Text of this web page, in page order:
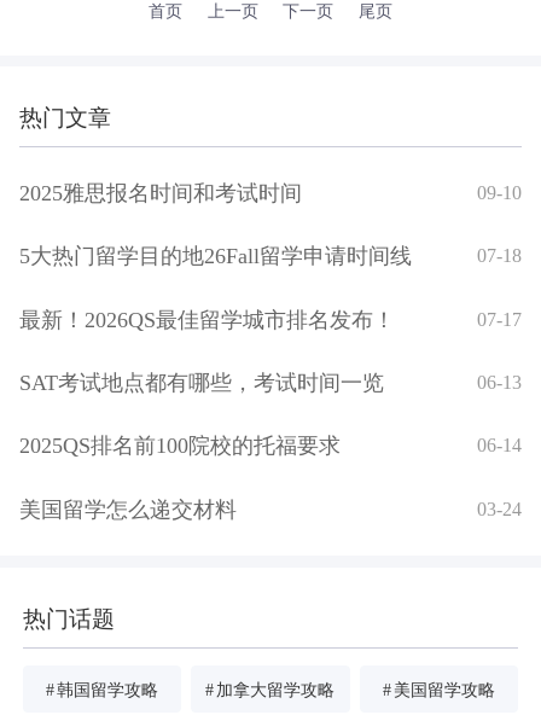
首页 上一页 下一页 尾页
热门文章
09-10
2025雅思报名时间和考试时间
07-18
5大热门留学目的地26Fall留学申请时间线
07-17
最新！2026QS最佳留学城市排名发布！
06-13
SAT考试地点都有哪些，考试时间一览
06-14
2025QS排名前100院校的托福要求
03-24
美国留学怎么递交材料
热门话题
#韩国留学攻略 #加拿大留学攻略 # 美国留学攻略